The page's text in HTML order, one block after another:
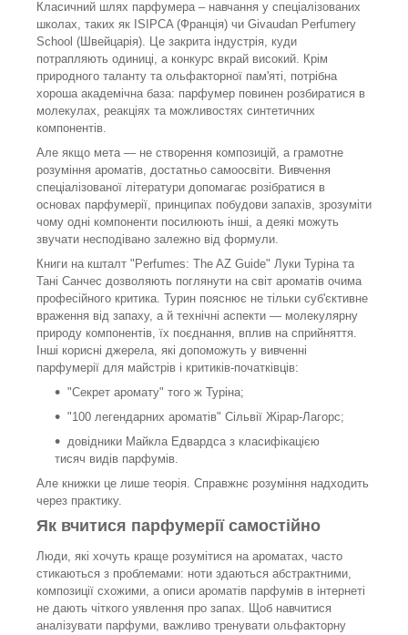
Класичний шлях парфумера – навчання у спеціалізованих
школах, таких як ISIPCA (Франція) чи Givaudan Perfumery
School (Швейцарія). Це закрита індустрія, куди
потрапляють одиниці, а конкурс вкрай високий. Крім
природного таланту та ольфакторної пам'яті, потрібна
хороша академічна база: парфумер повинен розбиратися в
молекулах, реакціях та можливостях синтетичних
компонентів.
Але якщо мета — не створення композицій, а грамотне
розуміння ароматів, достатньо самоосвіти. Вивчення
спеціалізованої літератури допомагає розібратися в
основах парфумерії, принципах побудови запахів, зрозуміти
чому одні компоненти посилюють інші, а деякі можуть
звучати несподівано залежно від формули.
Книги на кшталт "Perfumes: The AZ Guide" Луки Туріна та
Тані Санчес дозволяють поглянути на світ ароматів очима
професійного критика. Турин пояснює не тільки суб'єктивне
враження від запаху, а й технічні аспекти — молекулярну
природу компонентів, їх поєднання, вплив на сприйняття.
Інші корисні джерела, які допоможуть у вивченні
парфумерії для майстрів і критиків-початківців:
"Секрет аромату" того ж Туріна;
"100 легендарних ароматів" Сільвії Жірар-Лагорс;
довідники Майкла Едвардса з класифікацією
тисяч видів парфумів.
Але книжки це лише теорія. Справжнє розуміння надходить
через практику.
Як вчитися парфумерії самостійно
Люди, які хочуть краще розумітися на ароматах, часто
стикаються з проблемами: ноти здаються абстрактними,
композиції схожими, а описи ароматів парфумів в інтернеті
не дають чіткого уявлення про запах. Щоб навчитися
аналізувати парфуми, важливо тренувати ольфакторну